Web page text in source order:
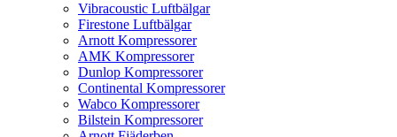
Vibracoustic Luftbälgar
Firestone Luftbälgar
Arnott Kompressorer
AMK Kompressorer
Dunlop Kompressorer
Continental Kompressorer
Wabco Kompressorer
Bilstein Kompressorer